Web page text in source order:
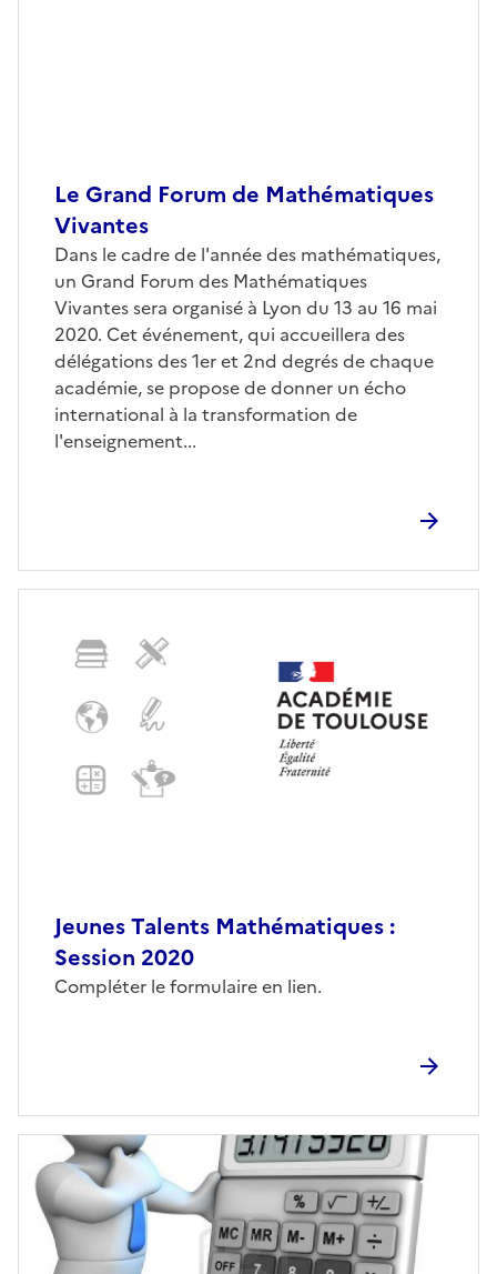
Le Grand Forum de Mathématiques
Vivantes
Dans le cadre de l'année des mathématiques,
un Grand Forum des Mathématiques
Vivantes sera organisé à Lyon du 13 au 16 mai
2020. Cet événement, qui accueillera des
délégations des 1er et 2nd degrés de chaque
académie, se propose de donner un écho
international à la transformation de
l'enseignement...
Jeunes Talents Mathématiques :
Session 2020
Compléter le formulaire en lien.